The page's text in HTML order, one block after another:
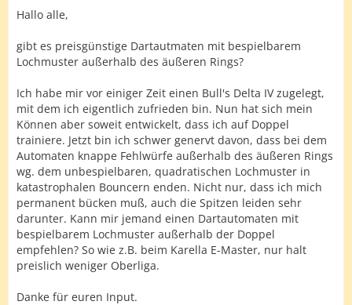
Hallo alle,
gibt es preisgünstige Dartautmaten mit bespielbarem
Lochmuster außerhalb des äußeren Rings?
Ich habe mir vor einiger Zeit einen Bull's Delta IV zugelegt,
mit dem ich eigentlich zufrieden bin. Nun hat sich mein
Können aber soweit entwickelt, dass ich auf Doppel
trainiere. Jetzt bin ich schwer genervt davon, dass bei dem
Automaten knappe Fehlwürfe außerhalb des äußeren Rings
wg. dem unbespielbaren, quadratischen Lochmuster in
katastrophalen Bouncern enden. Nicht nur, dass ich mich
permanent bücken muß, auch die Spitzen leiden sehr
darunter. Kann mir jemand einen Dartautomaten mit
bespielbarem Lochmuster außerhalb der Doppel
empfehlen? So wie z.B. beim Karella E-Master, nur halt
preislich weniger Oberliga.
Danke für euren Input.